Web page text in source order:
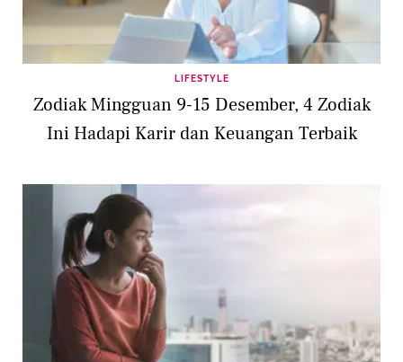
LIFESTYLE
Zodiak Mingguan 9-15 Desember, 4 Zodiak
Ini Hadapi Karir dan Keuangan Terbaik